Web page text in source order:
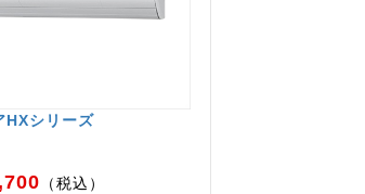
HXシリーズ
（税込）